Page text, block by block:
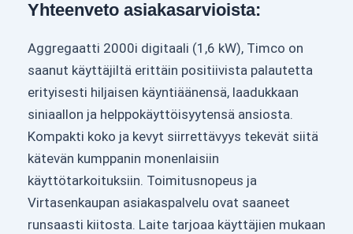
Yhteenveto asiakasarvioista:
Aggregaatti 2000i digitaali (1,6 kW), Timco on
saanut käyttäjiltä erittäin positiivista palautetta
erityisesti hiljaisen käyntiäänensä, laadukkaan
siniaallon ja helppokäyttöisyytensä ansiosta.
Kompakti koko ja kevyt siirrettävyys tekevät siitä
kätevän kumppanin monenlaisiin
käyttötarkoituksiin. Toimitusnopeus ja
Virtasenkaupan asiakaspalvelu ovat saaneet
runsaasti kiitosta. Laite tarjoaa käyttäjien mukaan